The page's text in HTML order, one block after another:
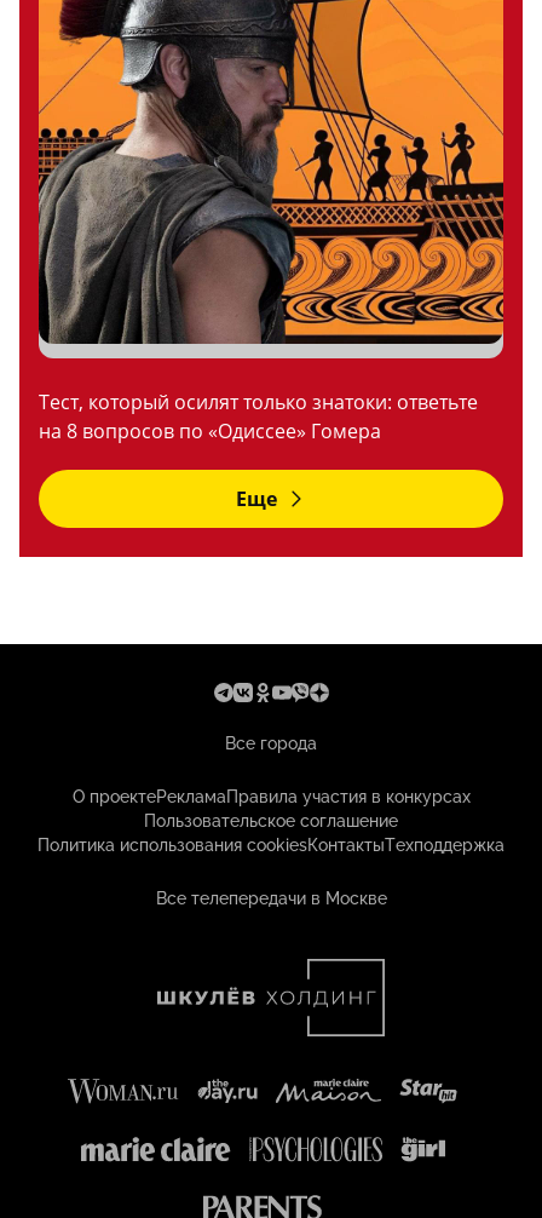
Тест, который осилят только знатоки: ответьте
на 8 вопросов по «Одиссее» Гомера
Еще
Все города
О проектеРекламаПравила участия в конкурсах
Пользовательское соглашение
Политика использования cookiesКонтактыТехподдержка
Все телепередачи в Москве